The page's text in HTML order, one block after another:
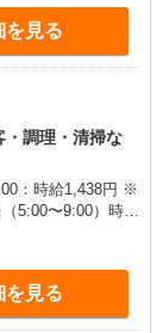
を見る
・調理・清掃な
：時給1,438円 ※
5:00〜9:00）時給
を見る